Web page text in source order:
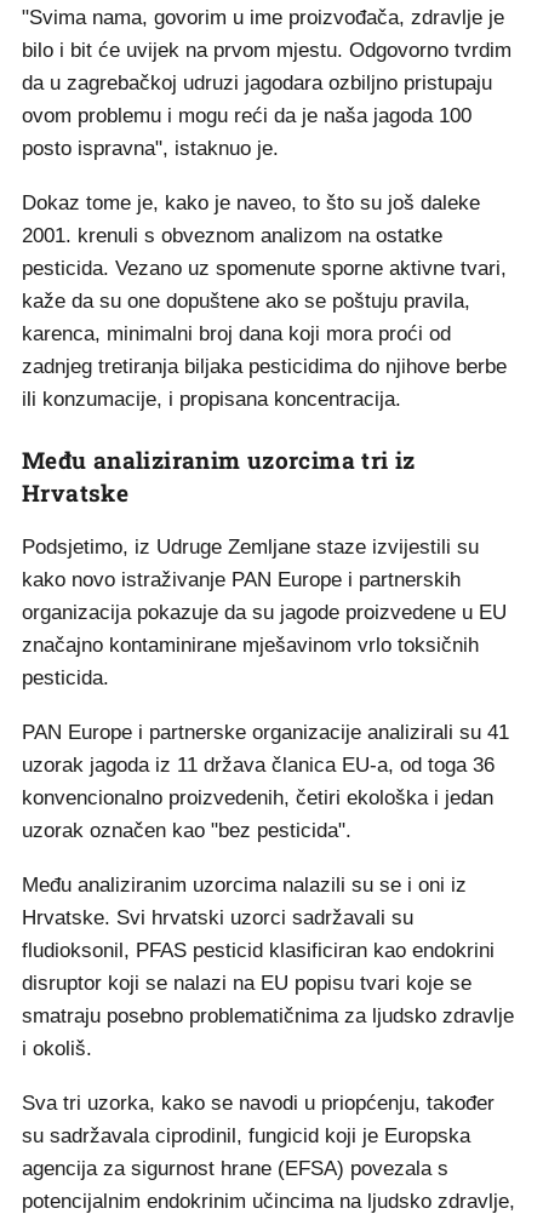
"Svima nama, govorim u ime proizvođača, zdravlje je
bilo i bit će uvijek na prvom mjestu. Odgovorno tvrdim
da u zagrebačkoj udruzi jagodara ozbiljno pristupaju
ovom problemu i mogu reći da je naša jagoda 100
posto ispravna", istaknuo je.
Dokaz tome je, kako je naveo, to što su još daleke
2001. krenuli s obveznom analizom na ostatke
pesticida. Vezano uz spomenute sporne aktivne tvari,
kaže da su one dopuštene ako se poštuju pravila,
karenca, minimalni broj dana koji mora proći od
zadnjeg tretiranja biljaka pesticidima do njihove berbe
ili konzumacije, i propisana koncentracija.
Među analiziranim uzorcima tri iz
Hrvatske
Podsjetimo, iz Udruge Zemljane staze izvijestili su
kako novo istraživanje PAN Europe i partnerskih
organizacija pokazuje da su jagode proizvedene u EU
značajno kontaminirane mješavinom vrlo toksičnih
pesticida.
PAN Europe i partnerske organizacije analizirali su 41
uzorak jagoda iz 11 država članica EU-a, od toga 36
konvencionalno proizvedenih, četiri ekološka i jedan
uzorak označen kao "bez pesticida".
Među analiziranim uzorcima nalazili su se i oni iz
Hrvatske. Svi hrvatski uzorci sadržavali su
fludioksonil, PFAS pesticid klasificiran kao endokrini
disruptor koji se nalazi na EU popisu tvari koje se
smatraju posebno problematičnima za ljudsko zdravlje
i okoliš.
Sva tri uzorka, kako se navodi u priopćenju, također
su sadržavala ciprodinil, fungicid koji je Europska
agencija za sigurnost hrane (EFSA) povezala s
potencijalnim endokrinim učincima na ljudsko zdravlje,